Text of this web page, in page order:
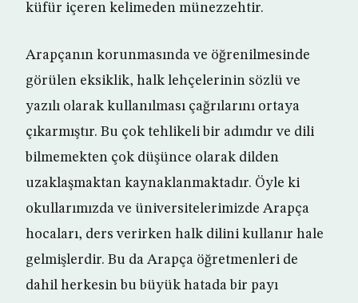
küfür içeren kelimeden münezzehtir.
Arapçanın korunmasında ve öğrenilmesinde
görülen eksiklik, halk lehçelerinin sözlü ve
yazılı olarak kullanılması çağrılarını ortaya
çıkarmıştır. Bu çok tehlikeli bir adımdır ve dili
bilmemekten çok düşünce olarak dilden
uzaklaşmaktan kaynaklanmaktadır. Öyle ki
okullarımızda ve üniversitelerimizde Arapça
hocaları, ders verirken halk dilini kullanır hale
gelmişlerdir. Bu da Arapça öğretmenleri de
dahil herkesin bu büyük hatada bir payı